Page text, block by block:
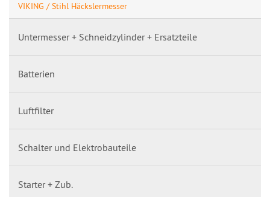
VIKING / Stihl Häckslermesser
Untermesser + Schneidzylinder + Ersatzteile
Batterien
Luftfilter
Schalter und Elektrobauteile
Starter + Zub.